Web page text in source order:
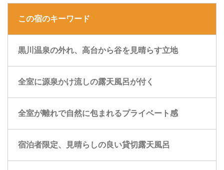
この宿のキーワード
黒川温泉の外れ、高台から谷を見晴らす立地
全室に源泉かけ流しの露天風呂が付く
全室が離れで自然に包まれるプライベート感
宿泊者限定、見晴らしの良い貸切露天風呂